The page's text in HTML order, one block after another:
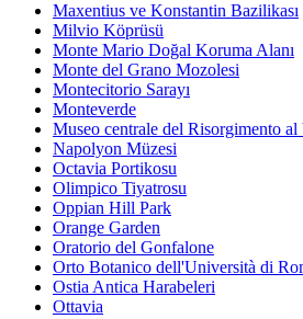
Maxentius ve Konstantin Bazilikası
Milvio Köprüsü
Monte Mario Doğal Koruma Alanı
Monte del Grano Mozolesi
Montecitorio Sarayı
Monteverde
Museo centrale del Risorgimento
Napolyon Müzesi
Octavia Portikosu
Olimpico Tiyatrosu
Oppian Hill Park
Orange Garden
Oratorio del Gonfalone
Orto Botanico dell'Università di
Ostia Antica Harabeleri
Ottavia